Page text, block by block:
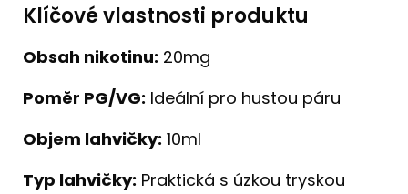
Klíčové vlastnosti produktu
Obsah nikotinu: 20mg
Poměr PG/VG: Ideální pro hustou páru
Objem lahvičky: 10ml
Typ lahvičky: Praktická s úzkou tryskou